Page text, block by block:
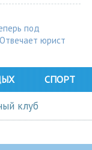
под
юрист
СПОРТ
клуб